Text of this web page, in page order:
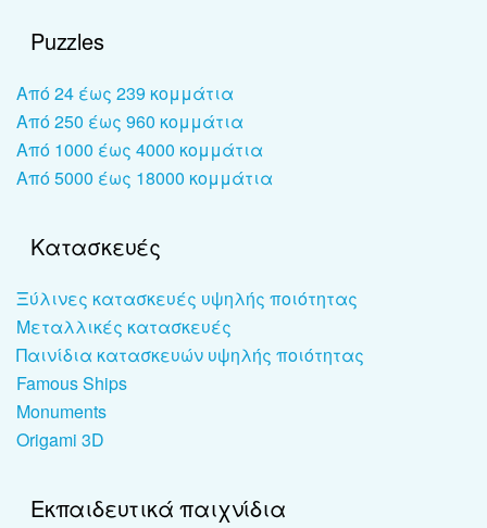
Puzzles
Από 24 έως 239 κομμάτια
Από 250 έως 960 κομμάτια
Από 1000 έως 4000 κομμάτια
Από 5000 έως 18000 κομμάτια
Κατασκευές
Ξύλινες κατασκευές υψηλής ποιότητας
Μεταλλικές κατασκευές
Παινίδια κατασκευών υψηλής ποιότητας
Famous Ships
Monuments
Origami 3D
Εκπαιδευτικά παιχνίδια